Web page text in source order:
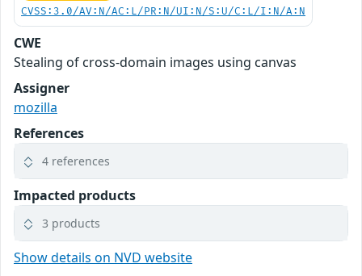
CVSS:3.0/AV:N/AC:L/PR:N/UI:N/S:U/C:L/I:N/A:N
CWE
Stealing of cross-domain images using canvas
Assigner
mozilla
References
4 references
Impacted products
3 products
Show details on NVD website